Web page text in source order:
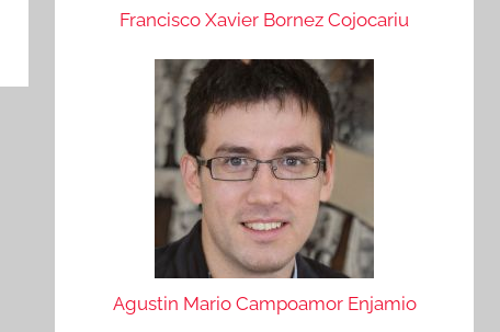
Francisco Xavier Bornez Cojocariu
Agustin Mario Campoamor Enjamio